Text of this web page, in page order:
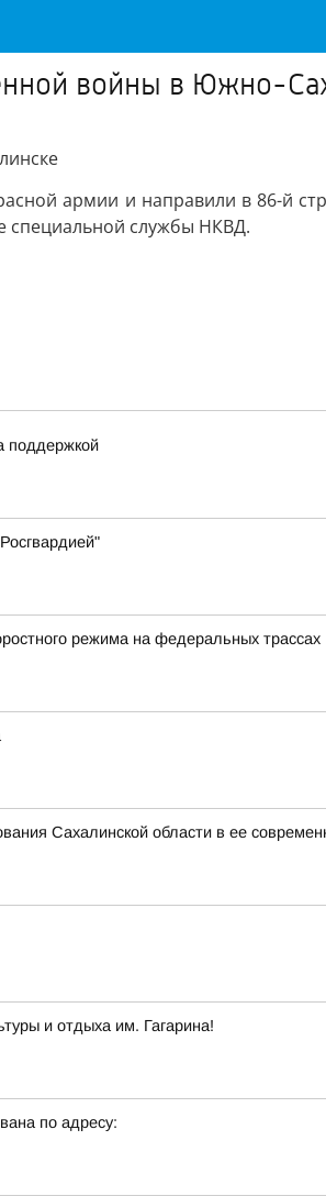
войны в Южно-
армии и направили в 86-й
специальной службы НКВД.
поддержкой
режима на федеральных трассах
Сахалинской области в ее
и отдыха им. Гагарина!
по адресу: